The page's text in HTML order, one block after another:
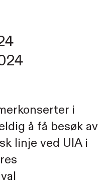
i
å få besøk av
linje ved UIA i